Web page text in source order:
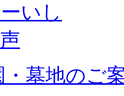
いし
・墓地のご